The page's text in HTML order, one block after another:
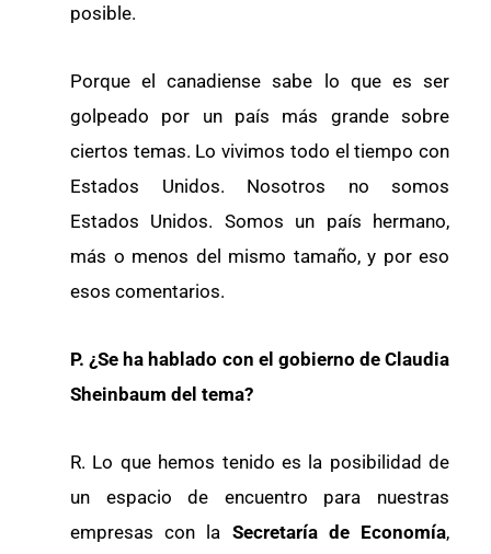
posible.
Porque el canadiense sabe lo que es ser
golpeado por un país más grande sobre
ciertos temas. Lo vivimos todo el tiempo con
Estados Unidos. Nosotros no somos
Estados Unidos. Somos un país hermano,
más o menos del mismo tamaño, y por eso
esos comentarios.
P. ¿Se ha hablado con el gobierno de Claudia
Sheinbaum del tema?
R. Lo que hemos tenido es la posibilidad de
un espacio de encuentro para nuestras
empresas con la Secretaría de Economía,